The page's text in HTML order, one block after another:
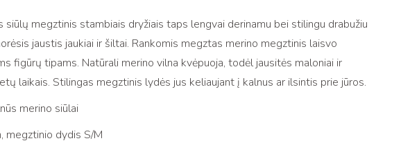
siūlų megztinis stambiais dryžiais taps lengvai derinamu bei stilingu drabužiu
jaustis jaukiai ir šiltai. Rankomis megztas merino megztinis laisvo
figūrų tipams. Natūrali merino vilna kvėpuoja, todėl jausitės maloniai ir
laikais. Stilingas megztinis lydės jus keliaujant į kalnus ar ilsintis prie jūros.
merino siūlai
megztinio dydis S/M